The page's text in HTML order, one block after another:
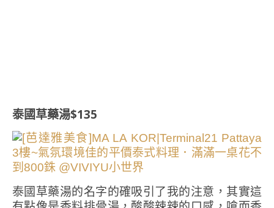
泰國草藥湯$135
泰國草藥湯的名字的確吸引了我的注意，其實這